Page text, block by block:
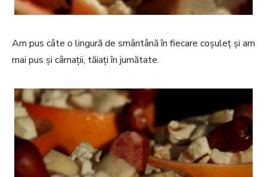
Am pus câte o lingură de smântână în fiecare coșuleț și am
mai pus și cârnații, tăiați în jumătate.